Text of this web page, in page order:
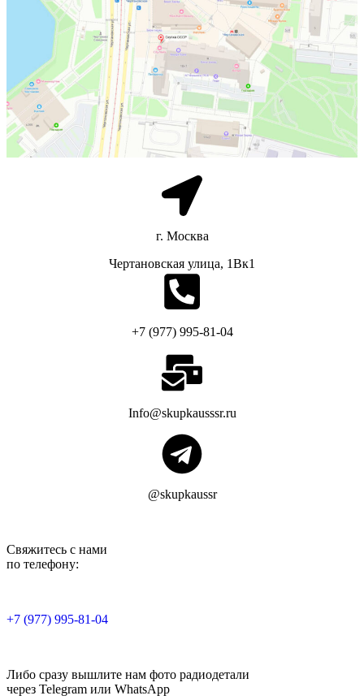
г. Москва
Чертановская улица, 1Вк1
+7 (977) 995-81-04
Info@skupkausssr.ru
@skupkaussr
Свяжитесь с нами
по телефону:
+7 (977) 995-81-04
Либо сразу вышлите нам фото радиодетали
через Telegram или WhatsApp